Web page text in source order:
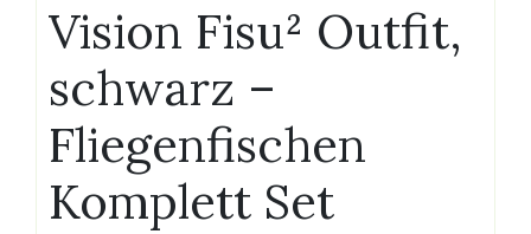
Vision Fisu² Outfit,
schwarz –
Fliegenfischen
Komplett Set